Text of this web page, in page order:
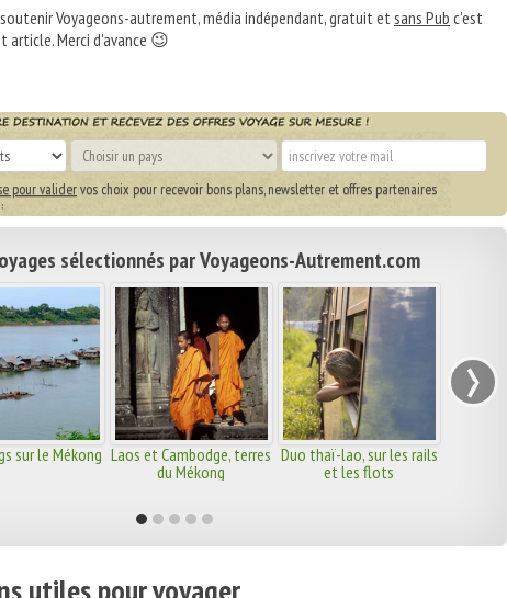
Voyageons-autrement, média indépendant, gratuit etsans Pub c'est
article. Merci d'avance 😉
pour validervos choix pour recevoir bons plans, newsletter et offres partenaires
sélectionnés par Voyageons-Autrement.com
sur le Mékong Laos et Cambodge, terres
du Mékong
Duo thaï-lao, sur les rails
et les flots
›
utiles pour voyager